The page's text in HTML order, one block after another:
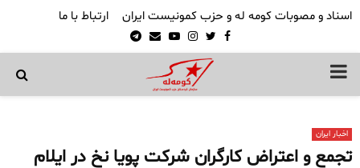
اسناد و مصوبات کومه له و حزب کمونیست ایران ارتباط با ما
Facebook
Twitter
Instagram
Youtube
Email
Telegram
PRIMARY
اخبار ایران
تجمع و اعتراض کارگران شرکت پویا نخ در ایلام